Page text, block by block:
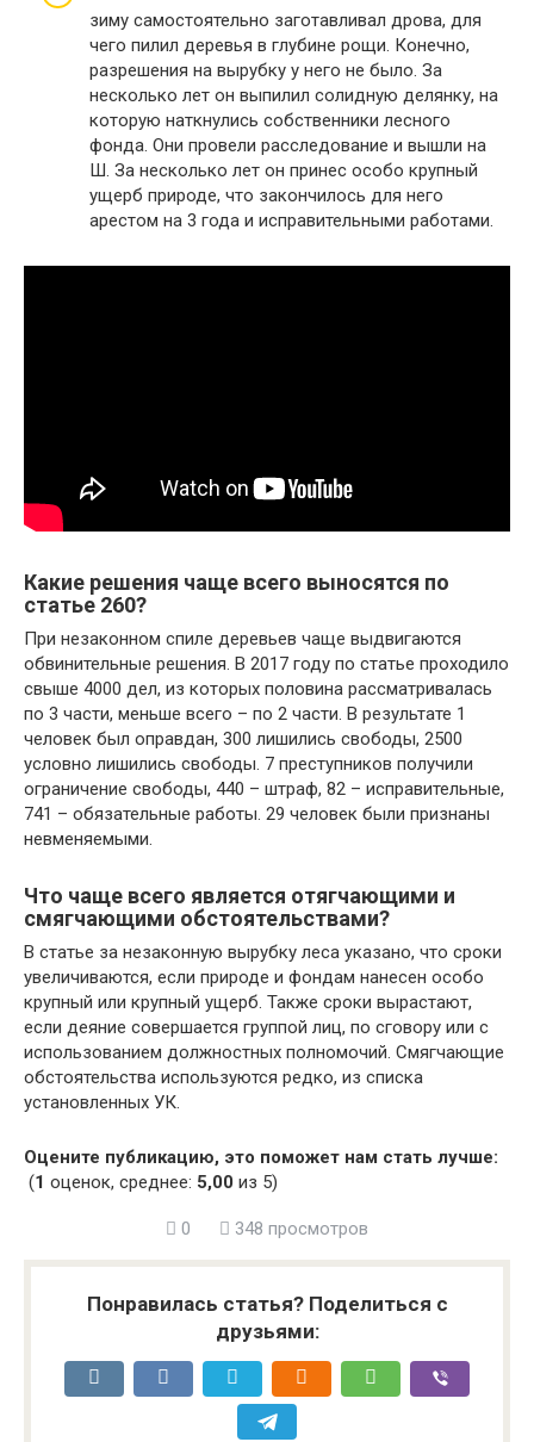
зиму самостоятельно заготавливал дрова, для
чего пилил деревья в глубине рощи. Конечно,
разрешения на вырубку у него не было. За
несколько лет он выпилил солидную делянку, на
которую наткнулись собственники лесного
фонда. Они провели расследование и вышли на
Ш. За несколько лет он принес особо крупный
ущерб природе, что закончилось для него
арестом на 3 года и исправительными работами.
Какие решения чаще всего выносятся по
статье 260?
При незаконном спиле деревьев чаще выдвигаются
обвинительные решения. В 2017 году по статье проходило
свыше 4000 дел, из которых половина рассматривалась
по 3 части, меньше всего – по 2 части. В результате 1
человек был оправдан, 300 лишились свободы, 2500
условно лишились свободы. 7 преступников получили
ограничение свободы, 440 – штраф, 82 – исправительные,
741 – обязательные работы. 29 человек были признаны
невменяемыми.
Что чаще всего является отягчающими и
смягчающими обстоятельствами?
В статье за незаконную вырубку леса указано, что сроки
увеличиваются, если природе и фондам нанесен особо
крупный или крупный ущерб. Также сроки вырастают,
если деяние совершается группой лиц, по сговору или с
использованием должностных полномочий. Смягчающие
обстоятельства используются редко, из списка
установленных УК.
Оцените публикацию, это поможет нам стать лучше:
(1 оценок, среднее: 5,00 из 5)
0 348 просмотров
Понравилась статья? Поделиться с
друзьями: